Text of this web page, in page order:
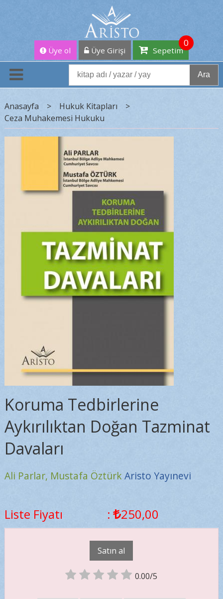
Üye ol Üye Girişi Sepetim
0
Ara
Anasayfa > Hukuk Kitapları
>
Ceza Muhakemesi Hukuku
Koruma Tedbirlerine
Aykırılıktan Doğan Tazminat
Davaları
Ali Parlar, Mustafa Öztürk Aristo Yayınevi
Liste Fiyatı : 250,00
Satın al
0.00/5